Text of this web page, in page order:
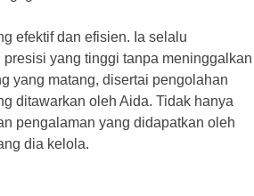
efektif dan efisien. Ia selalu
yang tinggi tanpa meninggalkan
yang matang, disertai pengolahan
ditawarkan oleh Aida. Tidak hanya
pengalaman yang didapatkan oleh
dia kelola.